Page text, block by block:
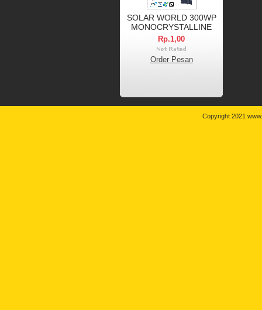
SOLAR WORLD 300WP
MONOCRYSTALLINE
Rp.1,00
Order Pesan
Copyright 2021